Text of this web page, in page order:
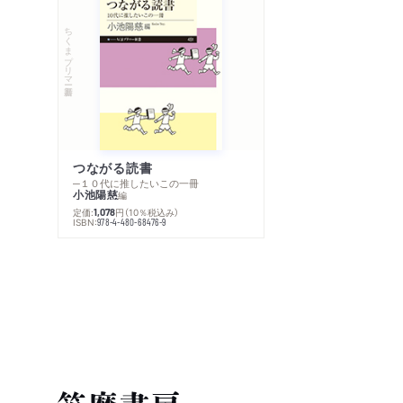
ちくまプリマー新書
つながる読書
─１０代に推したいこの一冊
小池陽慈編
定価:1,078円 （10％税込み）
ISBN:978-4-480-68476-9